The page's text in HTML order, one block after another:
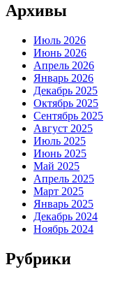
Архивы
Июль 2026
Июнь 2026
Апрель 2026
Январь 2026
Декабрь 2025
Октябрь 2025
Сентябрь 2025
Август 2025
Июль 2025
Июнь 2025
Май 2025
Апрель 2025
Март 2025
Январь 2025
Декабрь 2024
Ноябрь 2024
Рубрики